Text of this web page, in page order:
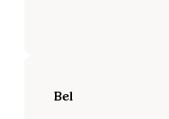
Tus muslos,
Bel